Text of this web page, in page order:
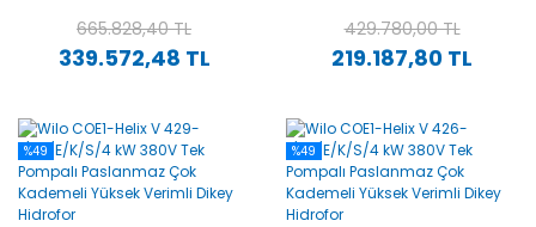
DIKEY HIDROFOR
339.572,48 TL
665.828,40 TL
DIKEY HIDROFOR
219.187,80 TL
429.780,00 TL
%49 %49